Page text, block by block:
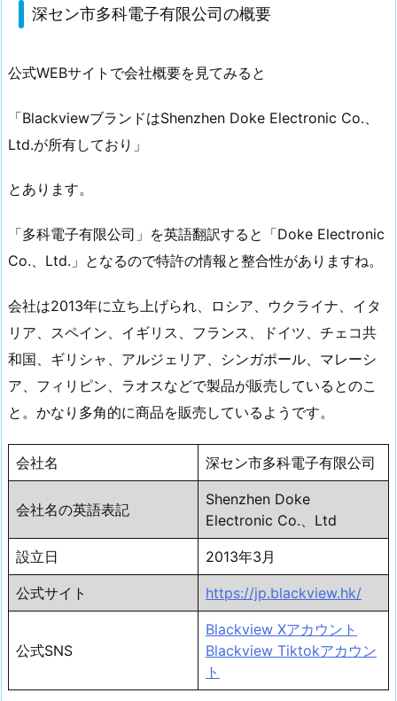
深セン市多科電子有限公司の概要
公式WEBサイトで会社概要を見てみると
「BlackviewブランドはShenzhen Doke Electronic Co.、
Ltd.が所有しており」
とあります。
「多科電子有限公司」を英語翻訳すると「Doke Electronic
Co.、Ltd.」となるので特許の情報と整合性がありますね。
会社は2013年に立ち上げられ、ロシア、ウクライナ、イタ
リア、スペイン、イギリス、フランス、ドイツ、チェコ共
和国、ギリシャ、アルジェリア、シンガポール、マレーシ
ア、フィリピン、ラオスなどで製品が販売しているとのこ
と。かなり多角的に商品を販売しているようです。
会社名 深セン市多科電子有限公司
会社名の英語表記
Shenzhen Doke
Electronic Co.、Ltd
設立日 2013年3月
公式サイト https://jp.blackview.hk/
公式SNS
Blackview Xアカウント
Blackview Tiktokアカウン
ト